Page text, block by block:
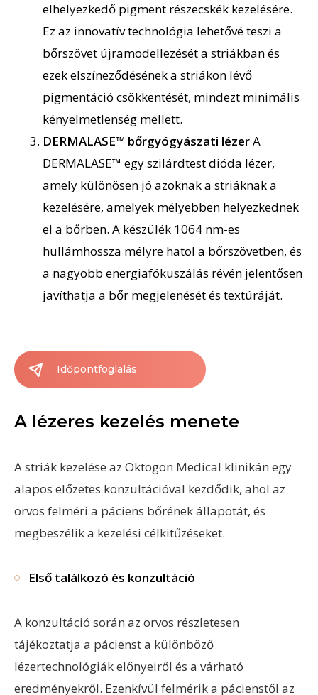
elhelyezkedő pigment részecskék kezelésére.
Ez az innovatív technológia lehetővé teszi a
bőrszövet újramodellezéséta striákbanés
ezek elszíneződéséneka striákon lévő
pigmentáció csökkentését, mindezt minimális
kényelmetlenség mellett.
DERMALASE™ bőrgyógyászati lézerA
DERMALASE™ egy szilárdtest dióda lézer,
amely különösen jó azoknak a striáknak a
kezelésére, amelyek mélyebben helyezkednek
el a bőrben. A készülék 1064 nm-es
hullámhossza mélyre hatol a bőrszövetben, és
a nagyobb energiafókuszálás révén jelentősen
javíthatja a bőr megjelenését és textúráját.
Időpontfoglalás
A lézeres kezelés menete
A striák kezelése az Oktogon Medical klinikán egy
alapos előzetes konzultációval kezdődik, ahol az
orvos felméri a páciens bőrének állapotát, és
megbeszélik a kezelési célkitűzéseket.
Első találkozó és konzultáció
A konzultáció során az orvos részletesen
tájékoztatja a pácienst a különböző
lézertechnológiák előnyeiről és a várható
eredményekről. Ezenkívül felmérik a pácienstől az